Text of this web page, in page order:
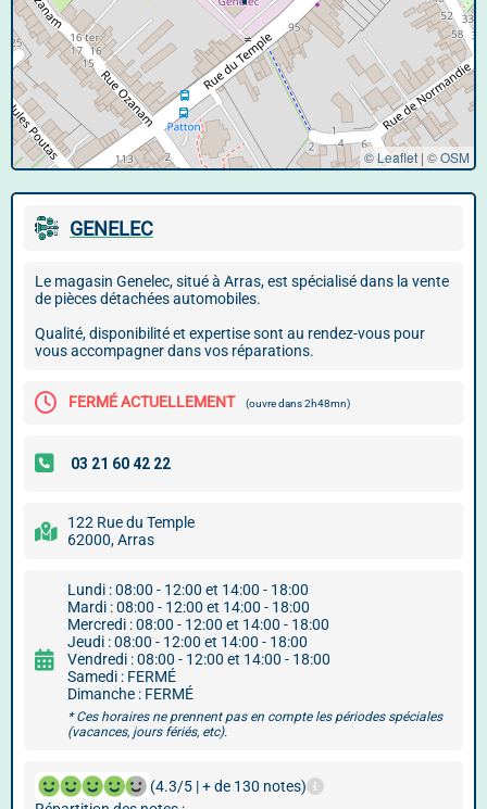
© Leaflet | ©OSM
GENELEC
Le magasin Genelec, situé à Arras, est spécialisé dans la vente
de pièces détachées automobiles.
Qualité, disponibilité et expertise sont au rendez-vous pour
vous accompagner dans vos réparations.
FERMÉ ACTUELLEMENT (ouvre dans 2h48mn)
122 Rue du Temple
62000, Arras
Lundi : 08:00 - 12:00 et 14:00 - 18:00
Mardi : 08:00 - 12:00 et 14:00 - 18:00
Mercredi : 08:00 - 12:00 et 14:00 - 18:00
Jeudi : 08:00 - 12:00 et 14:00 - 18:00
Vendredi : 08:00 - 12:00 et 14:00 - 18:00
Samedi : FERMÉ
Dimanche : FERMÉ
* Ces horaires ne prennent pas en compte les périodes spéciales
(vacances, jours fériés, etc).
(4.3/5 | + de 130 notes)